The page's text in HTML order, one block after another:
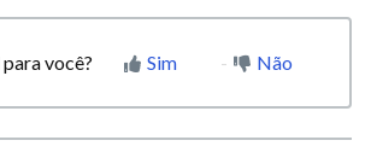
você? Sim Não